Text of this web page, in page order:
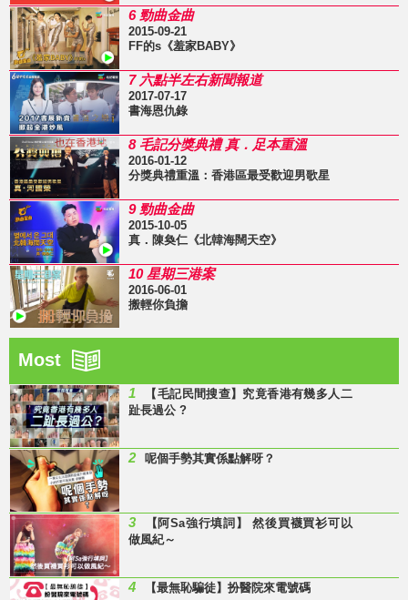
6 勁曲金曲
2015-09-21
FF的s《羞家BABY》
7 六點半左右新聞報道
2017-07-17
書海恩仇錄
8 毛記分獎典禮 真．足本重溫
2016-01-12
分獎典禮重溫：香港區最受歡迎男歌星
9 勁曲金曲
2015-10-05
真．陳奐仁《北韓海闊天空》
10 星期三港案
2016-06-01
搬輕你負擔
Most
1
【毛記民間搜查】究竟香港有幾多人二
趾長過公 ?
2 呢個手勢其實係點解呀？
3
【阿Sa強行填詞】 然後買襪買衫可以
做風紀～
4 【最無恥騙徒】扮醫院來電號碼